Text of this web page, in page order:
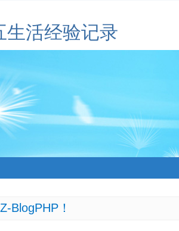
生活经验记录
BlogPHP！